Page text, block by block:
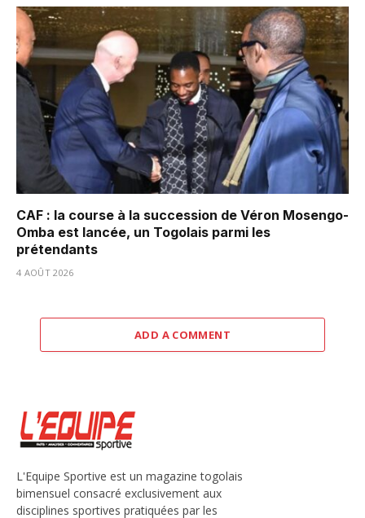
CAF : la course à la succession de Véron Mosengo-
Omba est lancée, un Togolais parmi les
prétendants
4 AOÛT 2026
ADD A COMMENT
L'Equipe Sportive est un magazine togolais
bimensuel consacré exclusivement aux
disciplines sportives pratiquées par les